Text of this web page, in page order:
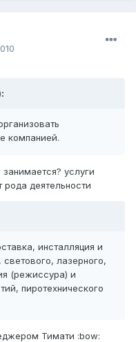
компанией.
услуги
деятельности
инсталляция и
светового, лазерного,
(режиссура) и
пиротехнического
Тимати :bow: